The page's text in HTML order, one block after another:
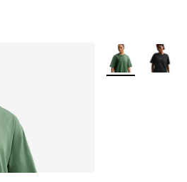
Plus de couleurs